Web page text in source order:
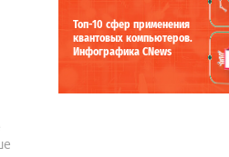
Топ-10 сфер применения
квантовых компьютеров.
Инфографика CNews